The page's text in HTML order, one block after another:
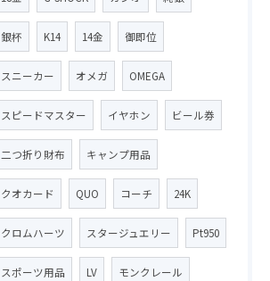
銀杯 K14 14金 御即位
スニーカー オメガ OMEGA
スピードマスター イヤホン ビール券
二つ折り財布 キャンプ用品
クオカード QUO コーチ 24K
クロムハーツ スタージュエリー Pt950
スポーツ用品 LV モンクレール